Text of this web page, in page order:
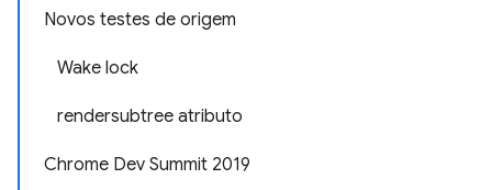
Novos testes de origem
Wake lock
rendersubtree atributo
Chrome Dev Summit 2019